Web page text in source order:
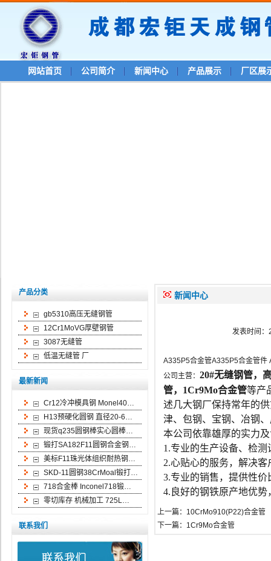
网站首页 公司简介 新闻中心 产品展示 厂区展
新闻中心
发表时间
A335P5合金管A335P5合金管件
公司主营： 20#无缝钢管，
管， 1Cr9Mo合金管等产
述几大钢厂保持常年的
津、包钢、宝钢、冶钢
本公司依靠雄厚的实力
1.专业的生产设备、检测
2.心贴心的服务，解决
3.专业的销售，提供性价
4. 良好的钢铁原产地优势
上一篇： 10CrMo910(P22)合金管
下一篇： 1Cr9Mo合金管
产品分类
gb5310高压无缝钢管
12Cr1MoVG厚壁钢管
3087无缝管
低温无缝管 厂
最新新闻
Cr12冷冲模具钢 Monel40…
H13预硬化圆钢 直径20-6…
现货q235圆钢棒实心圆棒…
锻打SA182F11圆钢合金钢…
美标F11珠光体组织耐热钢…
SKD-11圆钢38CrMoal锻打…
718合金棒 Inconel718锻…
零切库存 机械加工 725L…
联系我们